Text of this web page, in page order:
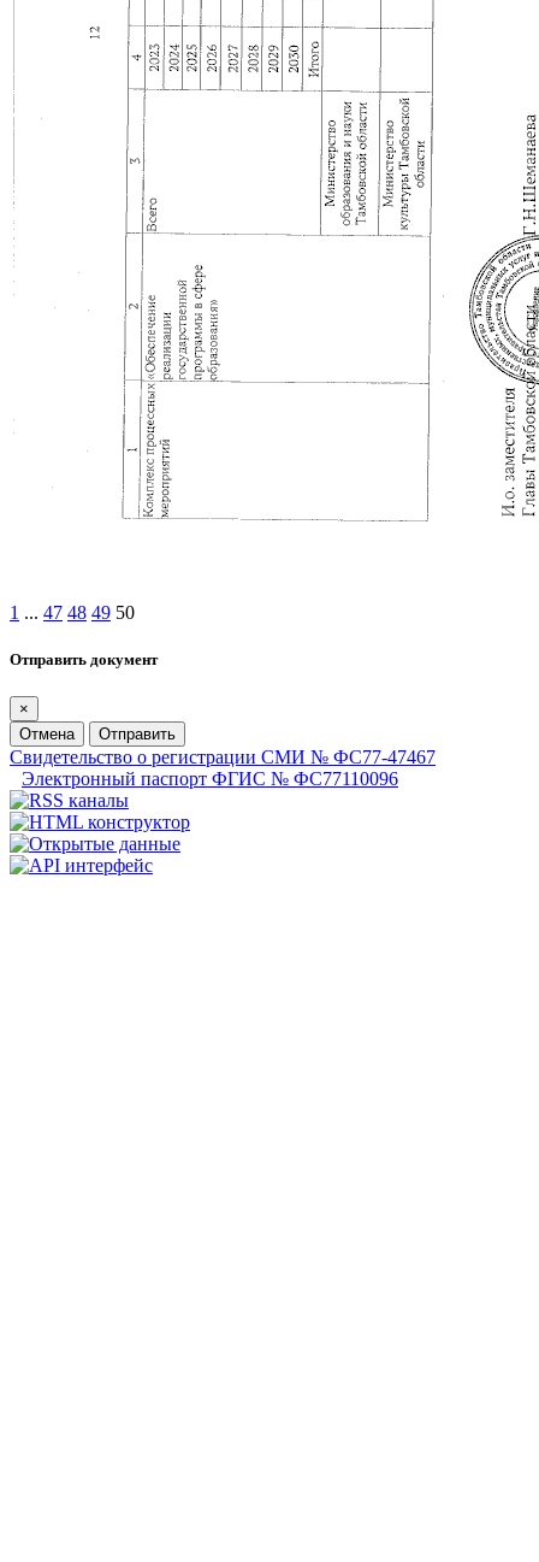
1 ... 47 48 49 50
Отправить документ
×
Отмена
Отправить
Свидетельство о регистрации СМИ № ФС77-47467
Электронный паспорт ФГИС № ФС77110096